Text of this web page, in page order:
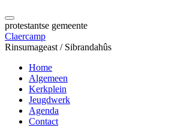
protestantse gemeente
Claercamp
Rinsumageast / Sibrandahûs
Home
Algemeen
Kerkplein
Jeugdwerk
Agenda
Contact